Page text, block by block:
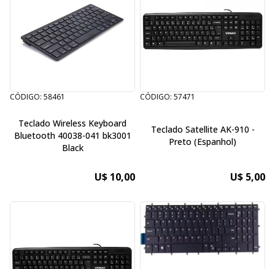
CÓDIGO: 58461
Teclado Wireless Keyboard
Bluetooth 40038-041 bk3001
Black
U$ 10,00
CÓDIGO: 57471
Teclado Satellite AK-910 -
Preto (Espanhol)
U$ 5,00